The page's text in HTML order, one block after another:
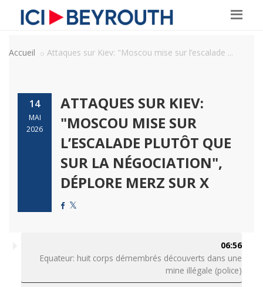
Accueil Attaques sur Kiev: "Moscou mise sur l’escalade ...
14
MAI
2026
ATTAQUES SUR KIEV:
"MOSCOU MISE SUR
L’ESCALADE PLUTÔT QUE
SUR LA NÉGOCIATION",
DÉPLORE MERZ SUR X
06:56
Equateur: huit corps démembrés découverts dans une
mine illégale (police)